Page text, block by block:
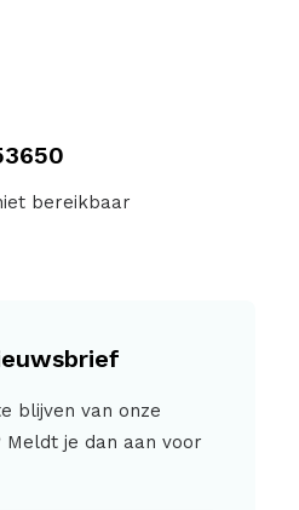
bereikbaar
blijven van onze
Meldt je dan aan voor